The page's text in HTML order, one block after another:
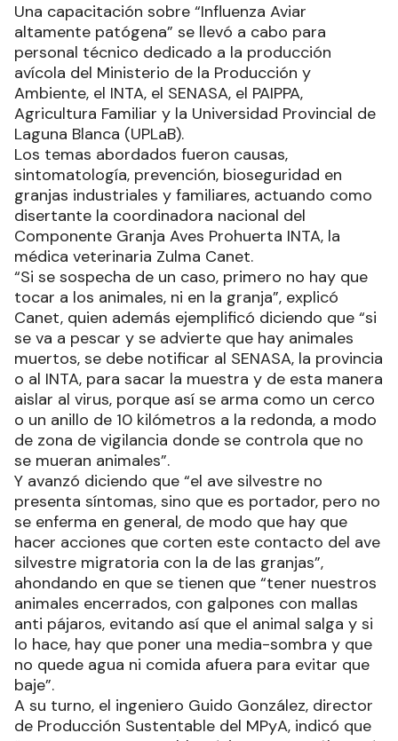
Una capacitación sobre “Influenza Aviar
altamente patógena” se llevó a cabo para
personal técnico dedicado a la producción
avícola del Ministerio de la Producción y
Ambiente, el INTA, el SENASA, el PAIPPA,
Agricultura Familiar y la Universidad Provincial de
Laguna Blanca (UPLaB).
Los temas abordados fueron causas,
sintomatología, prevención, bioseguridad en
granjas industriales y familiares, actuando como
disertante la coordinadora nacional del
Componente Granja Aves Prohuerta INTA, la
médica veterinaria Zulma Canet.
“Si se sospecha de un caso, primero no hay que
tocar a los animales, ni en la granja”, explicó
Canet, quien además ejemplificó diciendo que “si
se va a pescar y se advierte que hay animales
muertos, se debe notificar al SENASA, la provincia
o al INTA, para sacar la muestra y de esta manera
aislar al virus, porque así se arma como un cerco
o un anillo de 10 kilómetros a la redonda, a modo
de zona de vigilancia donde se controla que no
se mueran animales”.
Y avanzó diciendo que “el ave silvestre no
presenta síntomas, sino que es portador, pero no
se enferma en general, de modo que hay que
hacer acciones que corten este contacto del ave
silvestre migratoria con la de las granjas”,
ahondando en que se tienen que “tener nuestros
animales encerrados, con galpones con mallas
anti pájaros, evitando así que el animal salga y si
lo hace, hay que poner una media-sombra y que
no quede agua ni comida afuera para evitar que
baje”.
A su turno, el ingeniero Guido González, director
de Producción Sustentable del MPyA, indicó que